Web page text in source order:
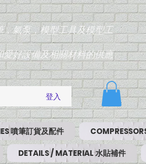
氣泵，模型工具及模型工
好設備及相關材料的供應
登入
噴筆訂貨及配件
DETAILS / MATERIAL 水貼補件